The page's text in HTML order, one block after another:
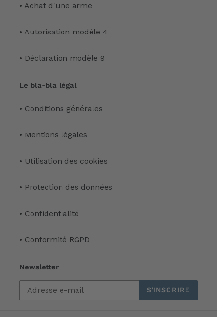
• Achat d'une arme
• Autorisation modèle 4
• Déclaration modèle 9
Le bla-bla légal
• Conditions générales
• Mentions légales
• Utilisation des cookies
• Protection des données
• Confidentialité
• Conformité RGPD
Newsletter
S'INSCRIRE